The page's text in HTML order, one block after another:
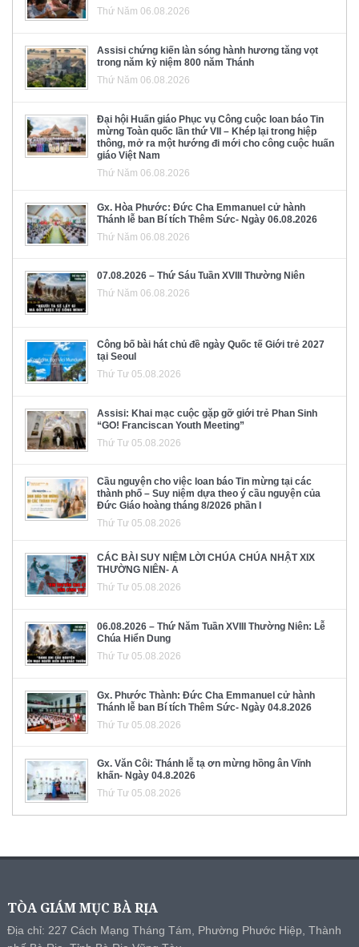
Thứ Năm 06.08.2026
Assisi chứng kiến làn sóng hành hương tăng vọt
trong năm kỷ niệm 800 năm Thánh
Thứ Năm 06.08.2026
Đại hội Huấn giáo Phục vụ Công cuộc loan báo Tin
mừng Toàn quốc lần thứ VII – Khép lại trong hiệp
thông, mở ra một hướng đi mới cho công cuộc huấn
giáo Việt Nam
Thứ Năm 06.08.2026
Gx. Hòa Phước: Đức Cha Emmanuel cử hành
Thánh lễ ban Bí tích Thêm Sức- Ngày 06.08.2026
Thứ Năm 06.08.2026
07.08.2026 – Thứ Sáu Tuần XVIII Thường Niên
Thứ Năm 06.08.2026
Công bố bài hát chủ đề ngày Quốc tế Giới trẻ 2027
tại Seoul
Thứ Tư 05.08.2026
Assisi: Khai mạc cuộc gặp gỡ giới trẻ Phan Sinh
“GO! Franciscan Youth Meeting”
Thứ Tư 05.08.2026
Cầu nguyện cho việc loan báo Tin mừng tại các
thành phố – Suy niệm dựa theo ý cầu nguyện của
Đức Giáo hoàng tháng 8/2026 phần I
Thứ Tư 05.08.2026
CÁC BÀI SUY NIỆM LỜI CHÚA CHÚA NHẬT XIX
THƯỜNG NIÊN- A
Thứ Tư 05.08.2026
06.08.2026 – Thứ Năm Tuần XVIII Thường Niên: Lễ
Chúa Hiển Dung
Thứ Tư 05.08.2026
Gx. Phước Thành: Đức Cha Emmanuel cử hành
Thánh lễ ban Bí tích Thêm Sức- Ngày 04.8.2026
Thứ Tư 05.08.2026
Gx. Văn Côi: Thánh lễ tạ ơn mừng hồng ân Vĩnh
khấn- Ngày 04.8.2026
Thứ Tư 05.08.2026
TÒA GIÁM MỤC BÀ RỊA
Địa chỉ: 227 Cách Mạng Tháng Tám, Phường Phước Hiệp, Thành